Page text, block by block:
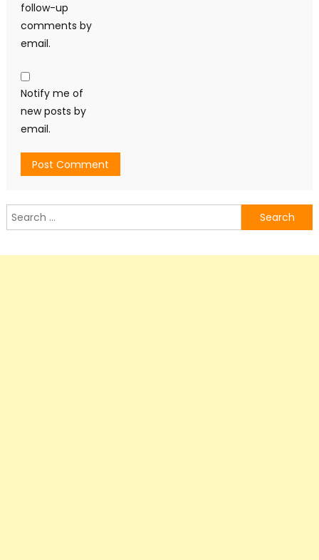
follow-up
comments by
email.
Notify me of
new posts by
email.
Search
for: